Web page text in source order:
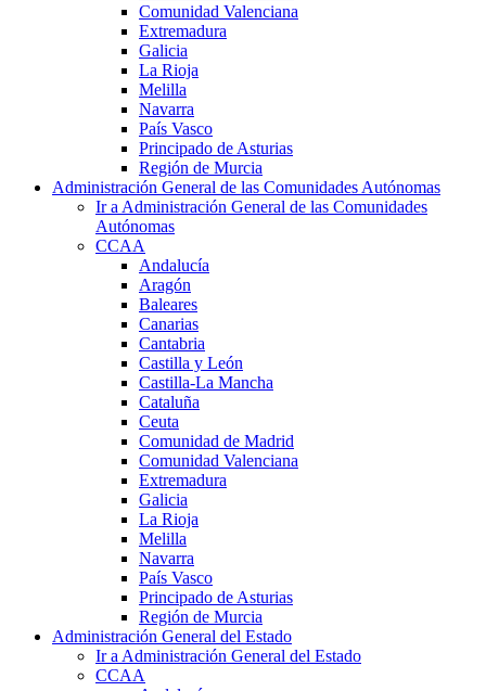
Comunidad Valenciana
Extremadura
Galicia
La Rioja
Melilla
Navarra
País Vasco
Principado de Asturias
Región de Murcia
Administración General de las Comunidades Autónomas
Ir a Administración General de las Comunidades
Autónomas
CCAA
Andalucía
Aragón
Baleares
Canarias
Cantabria
Castilla y León
Castilla-La Mancha
Cataluña
Ceuta
Comunidad de Madrid
Comunidad Valenciana
Extremadura
Galicia
La Rioja
Melilla
Navarra
País Vasco
Principado de Asturias
Región de Murcia
Administración General del Estado
Ir a Administración General del Estado
CCAA